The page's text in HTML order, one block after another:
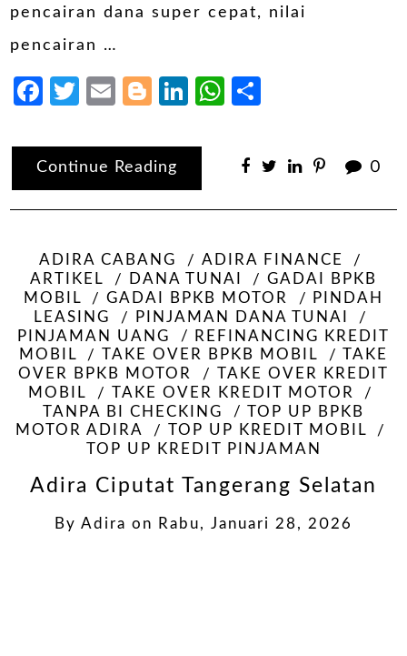
pencairan dana super cepat, nilai
pencairan …
Facebook
Twitter
EmailBlogger
LinkedIn
WhatsApp
Continue Reading 0
ADIRA CABANG
ADIRA FINANCE
ARTIKEL
DANA TUNAI
GADAI BPKB
MOBIL
GADAI BPKB MOTOR
PINDAH
LEASING
PINJAMAN DANA TUNAI
PINJAMAN UANG
REFINANCING KREDIT
MOBIL
TAKE OVER BPKB MOBIL
TAKE
OVER BPKB MOTOR
TAKE OVER KREDIT
MOBIL
TAKE OVER KREDIT MOTOR
TANPA BI CHECKING
TOP UP BPKB
MOTOR ADIRA
TOP UP KREDIT MOBIL
TOP UP KREDIT PINJAMAN
Adira Ciputat Tangerang Selatan
By Adira on Rabu, Januari 28, 2026